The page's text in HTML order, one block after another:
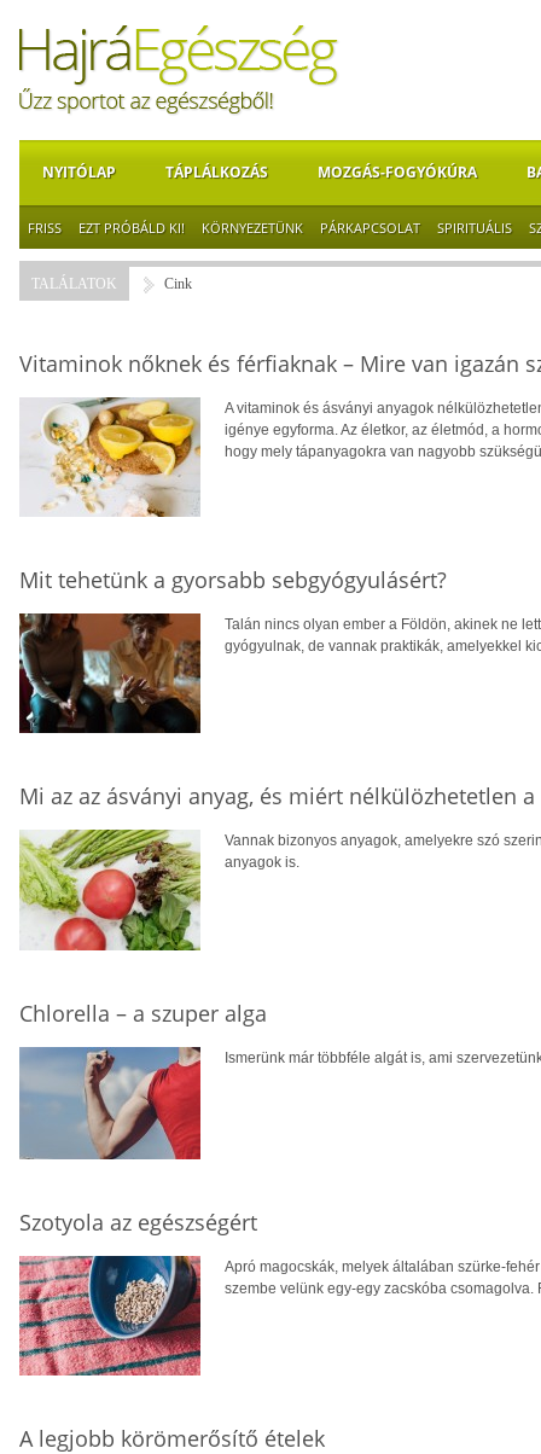
NYITÓLAP TÁPLÁLKOZÁS MOZGÁS-FOGYÓKÚRA
FRISS EZT PRÓBÁLD KI! KÖRNYEZETÜNK PÁRKAPCSOLAT SPIRITUÁLIS
TALÁLATOK Cink
Vitaminok nőknek és férfiaknak – Mire van igazán
A vitaminok és ásványi anyagok
igénye egyforma. Az életkor, az életmód, a
hogy mely tápanyagokra van nagyobb
Mit tehetünk a gyorsabb sebgyógyulásért?
Talán nincs olyan ember a Földön, akinek ne
gyógyulnak, de vannak praktikák, amelyekkel
Mi az az ásványi anyag, és miért nélkülözhetetlen
Vannak bizonyos anyagok, amelyekre szó
anyagok is.
Chlorella – a szuper alga
Ismerünk már többféle algát is, ami
Szotyola az egészségért
Apró magocskák, melyek általában szürke-
szembe velünk egy-egy zacskóba
A legjobb körömerősítő ételek